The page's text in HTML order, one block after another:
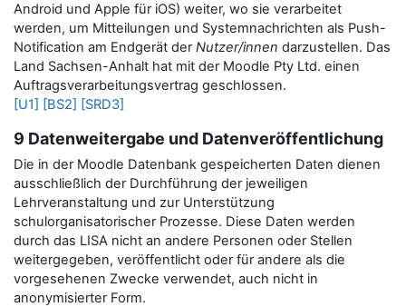
Android und Apple für iOS) weiter, wo sie verarbeitet
werden, um Mitteilungen und Systemnachrichten als Push-
Notification am Endgerät derNutzer/innen darzustellen. Das
Land Sachsen-Anhalt hat mit der Moodle Pty Ltd. einen
Auftragsverarbeitungsvertrag geschlossen.
[U1] [BS2] [SRD3]
9 Datenweitergabe und Datenveröffentlichung
Die in der Moodle Datenbank gespeicherten Daten dienen
ausschließlich der Durchführung der jeweiligen
Lehrveranstaltung und zur Unterstützung
schulorganisatorischer Prozesse. Diese Daten werden
durch das LISA nicht an andere Personen oder Stellen
weitergegeben, veröffentlicht oder für andere als die
vorgesehenen Zwecke verwendet, auch nicht in
anonymisierter Form.